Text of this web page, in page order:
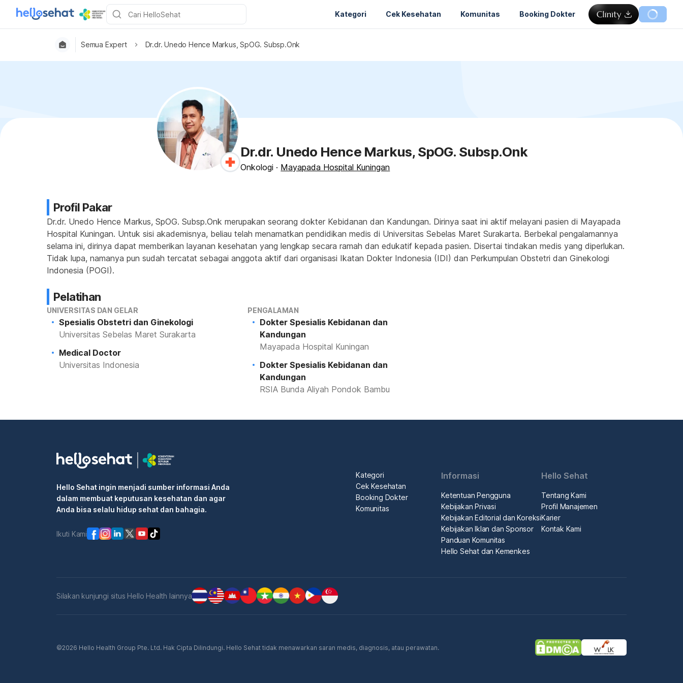
Kategori Cek Kesehatan Komunitas Booking Dokter
Semua Expert Dr.dr. Unedo Hence Markus, SpOG. Subsp.Onk
Dr.dr. Unedo Hence Markus, SpOG. Subsp.Onk
Onkologi · Mayapada Hospital Kuningan
Profil Pakar
Dr.dr. Unedo Hence Markus, SpOG. Subsp.Onk merupakan seorang dokter Kebidanan dan Kandungan. Dirinya saat ini aktif melayani pasien di Mayapada
Hospital Kuningan. Untuk sisi akademisnya, beliau telah menamatkan pendidikan medis di Universitas Sebelas Maret Surakarta. Berbekal pengalamannya
selama ini, dirinya dapat memberikan layanan kesehatan yang lengkap secara ramah dan edukatif kepada pasien. Disertai tindakan medis yang diperlukan.
Tidak lupa, namanya pun sudah tercatat sebagai anggota aktif dari organisasi Ikatan Dokter Indonesia (IDI) dan Perkumpulan Obstetri dan Ginekologi
Indonesia (POGI).
Pelatihan
UNIVERSITAS DAN GELAR
Spesialis Obstetri dan Ginekologi
Universitas Sebelas Maret Surakarta
Medical Doctor
Universitas Indonesia
PENGALAMAN
Dokter Spesialis Kebidanan dan
Kandungan
Mayapada Hospital Kuningan
Dokter Spesialis Kebidanan dan
Kandungan
RSIA Bunda Aliyah Pondok Bambu
Hello Sehat ingin menjadi sumber informasi Anda
dalam membuat keputusan kesehatan dan agar
Anda bisa selalu hidup sehat dan bahagia.
Ikuti Kami
Kategori
Cek Kesehatan
Booking Dokter
Komunitas
Informasi
Ketentuan Pengguna
Kebijakan Privasi
Kebijakan Editorial dan Koreksi
Kebijakan Iklan dan Sponsor
Panduan Komunitas
Hello Sehat dan Kemenkes
Hello Sehat
Tentang Kami
Profil Manajemen
Karier
Kontak Kami
Silakan kunjungi situs Hello Health lainnya
©2026 Hello Health Group Pte. Ltd. Hak Cipta Dilindungi. Hello Sehat tidak menawarkan saran medis, diagnosis, atau perawatan.